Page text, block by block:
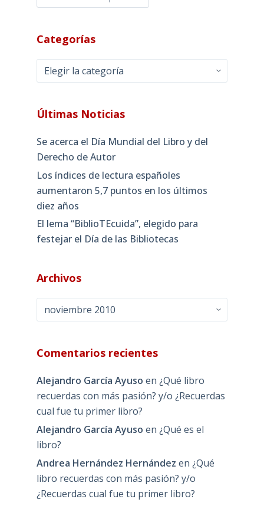
Categorías
Categorías
Últimas Noticias
Se acerca el Día Mundial del Libro y del
Derecho de Autor
Los índices de lectura españoles
aumentaron 5,7 puntos en los últimos
diez años
El lema “BiblioTEcuida”, elegido para
festejar el Día de las Bibliotecas
Archivos
Archivos
Comentarios recientes
Alejandro García Ayuso en ¿Qué libro
recuerdas con más pasión? y/o ¿Recuerdas
cual fue tu primer libro?
Alejandro García Ayuso en ¿Qué es el
libro?
Andrea Hernández Hernández en ¿Qué
libro recuerdas con más pasión? y/o
¿Recuerdas cual fue tu primer libro?